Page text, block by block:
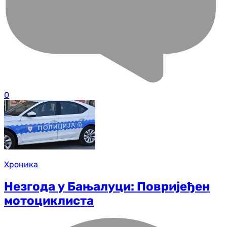
0
Хроника
Незгода у Бањалуци: Повријеђен
мотоциклиста